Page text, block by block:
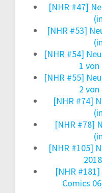
[NHR #47]
[NHR #53]
[NHR #54]
1
[NHR #55]
2
[NHR #74]
[NHR #78]
[NHR #105]
[NHR
Comics